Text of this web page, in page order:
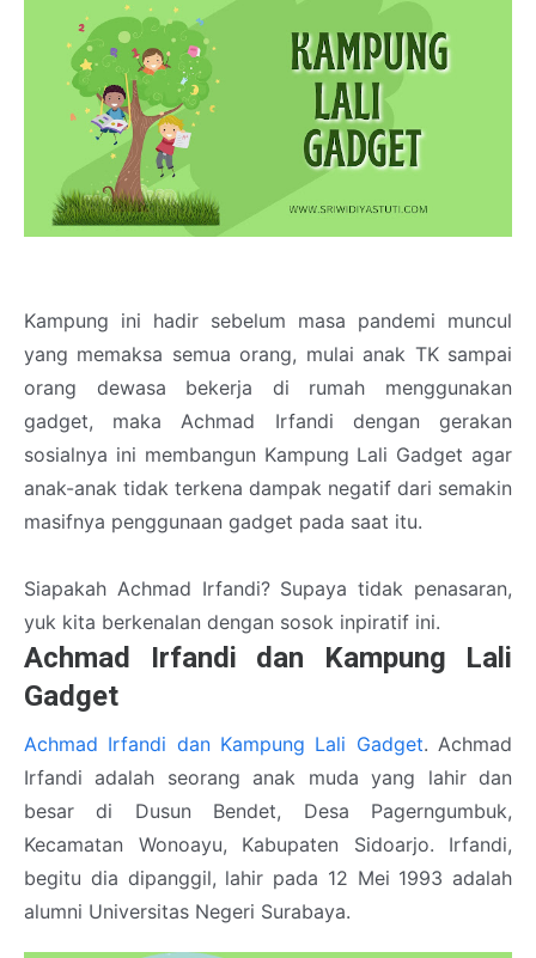
Kampung ini hadir sebelum masa pandemi muncul
yang memaksa semua orang, mulai anak TK sampai
orang dewasa bekerja di rumah menggunakan
gadget, maka Achmad Irfandi dengan gerakan
sosialnya ini membangun Kampung Lali Gadget agar
anak-anak tidak terkena dampak negatif dari semakin
masifnya penggunaan gadget pada saat itu.
Siapakah Achmad Irfandi? Supaya tidak penasaran,
yuk kita berkenalan dengan sosok inpiratif ini.
Achmad Irfandi dan Kampung Lali
Gadget
Achmad Irfandi dan Kampung Lali Gadget. Achmad
Irfandi adalah seorang anak muda yang lahir dan
besar di Dusun Bendet, Desa Pagerngumbuk,
Kecamatan Wonoayu, Kabupaten Sidoarjo. Irfandi,
begitu dia dipanggil, lahir pada 12 Mei 1993 adalah
alumni Universitas Negeri Surabaya.